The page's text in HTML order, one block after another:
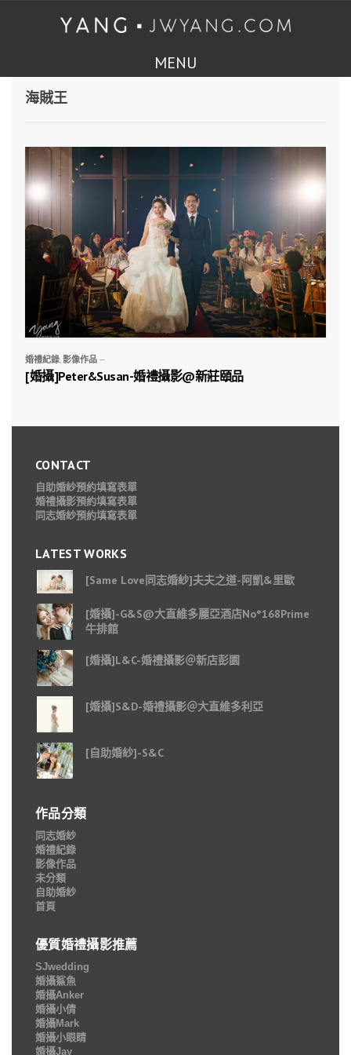
MENU
海賊王
婚禮紀錄 影像作品 —
[婚攝]Peter&Susan-婚禮攝影@新莊頤品
CONTACT
自助婚紗預約填寫表單
婚禮攝影預約填寫表單
同志婚紗預約填寫表單
LATEST WORKS
[Same Love同志婚紗]夫夫之道-阿凱&里歐
[婚攝]-G&S@大直維多麗亞酒店No°168Prime
牛排館
[婚攝]L&C-婚禮攝影＠新店彭園
[婚攝]S&D-婚禮攝影＠大直維多利亞
[自助婚紗]-S&C
作品分類
同志婚紗
婚禮紀錄
影像作品
未分類
自助婚紗
首頁
優質婚禮攝影推薦
SJwedding
婚攝鯊魚
婚攝Anker
婚攝小倩
婚攝Mark
婚攝小眼睛
婚攝Jay